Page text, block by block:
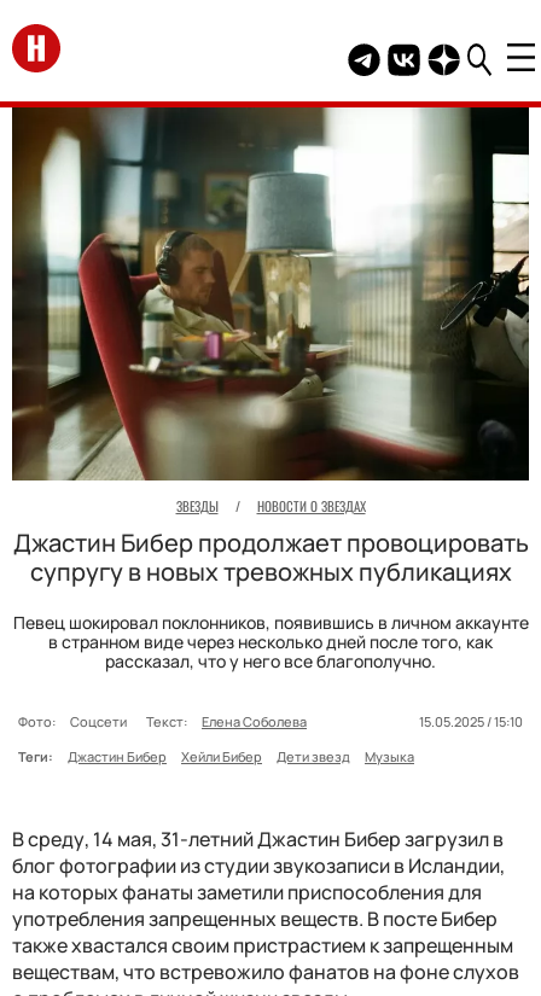
Перейти на главную
Telegram канал
Группа HELLO
Канал
ЗВЕЗДЫ / НОВОСТИ О ЗВЕЗДАХ
Джастин Бибер продолжает провоцировать
супругу в новых тревожных публикациях
Певец шокировал поклонников, появившись в личном аккаунте
в странном виде через несколько дней после того, как
рассказал, что у него все благополучно.
Фото: Соцсети Текст: Елена Соболева
15.05.2025 / 15:10
Теги:
Джастин Бибер Хейли Бибер Дети звезд Музыка
В среду, 14 мая, 31-летний Джастин Бибер загрузил в
блог фотографии из студии звукозаписи в Исландии,
на которых фанаты заметили приспособления для
употребления запрещенных веществ. В посте Бибер
также хвастался своим пристрастием к запрещенным
веществам, что встревожило фанатов на фоне слухов